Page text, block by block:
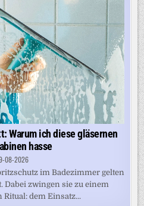
Warum ich diese gläsernen
hasse
08-2026
im Badezimmer gelten
Dabei zwingen sie zu einem
dem Einsatz...